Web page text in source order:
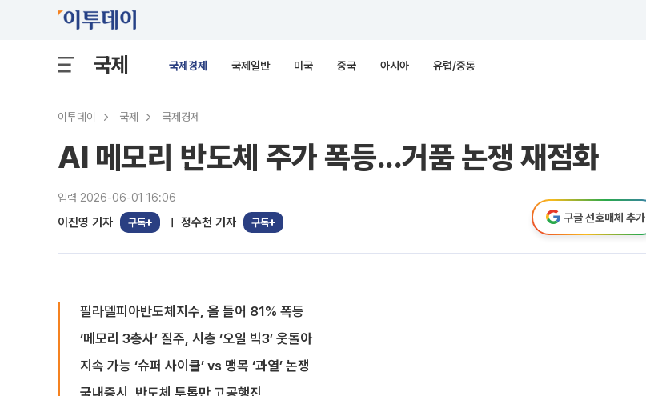
국제 국제경제 국제일반 미국 중국 아시아 유럽/중동
이투데이 국제 국제경제
AI 메모리 반도체 주가 폭등...거품 논쟁 재점화
입력 2026-06-01 16:06
이진영 기자 구독 정수천 기자 구독 구글 선호매체 추가
필라델피아반도체지수, 올 들어 81% 폭등
‘메모리 3총사’ 질주, 시총 ‘오일 빅3’ 웃돌아
지속 가능 ‘슈퍼 사이클’ vs 맹목 ‘과열’ 논쟁
국내증시, 반도체 투톱만 고공행진